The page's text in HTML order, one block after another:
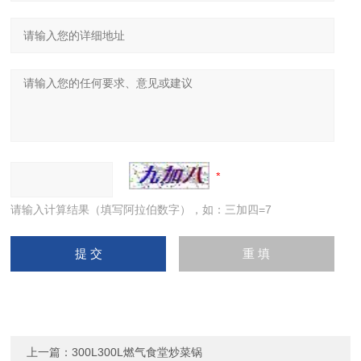
请输入计算结果（填写阿拉伯数字），如：三加四=7
上一篇：300L300L燃气食堂炒菜锅